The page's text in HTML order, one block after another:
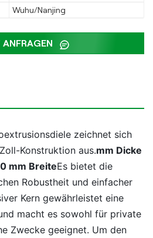
Wuhu/Nanjing
ANFRAGEN
zeichnet sich
Konstruktion aus.mm Dicke
mm BreiteEs bietet die
Robustheit und einfacher
Kern gewährleistet eine
macht es sowohl für private
Zwecke geeignet. Um den